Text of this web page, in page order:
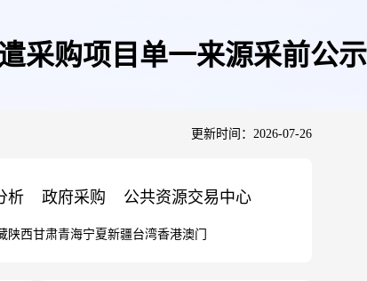
采购项目单一来源采前公示
更新时间：2026-07-26
析 政府采购 公共资源交易中心
陕西甘肃青海宁夏新疆台湾香港澳门